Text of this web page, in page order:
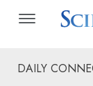
DAILY